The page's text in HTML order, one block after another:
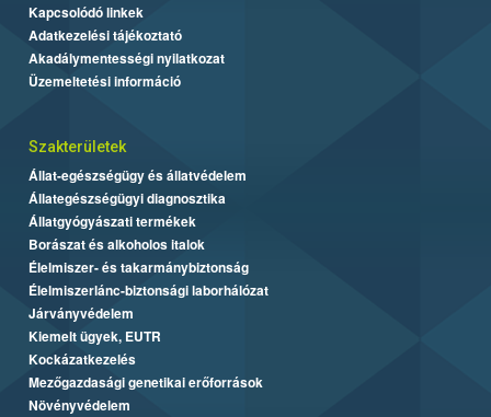
Kapcsolódó linkek
Adatkezelési tájékoztató
Akadálymentességi nyilatkozat
Üzemeltetési információ
Szakterületek
Állat-egészségügy és állatvédelem
Állategészségügyi diagnosztika
Állatgyógyászati termékek
Borászat és alkoholos italok
Élelmiszer- és takarmánybiztonság
Élelmiszerlánc-biztonsági laborhálózat
Járványvédelem
Kiemelt ügyek, EUTR
Kockázatkezelés
Mezőgazdasági genetikai erőforrások
Növényvédelem